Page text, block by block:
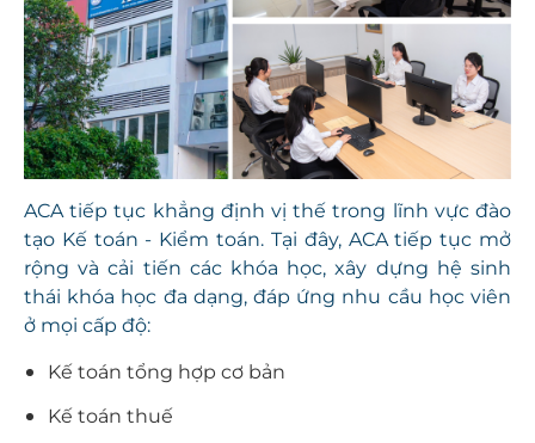
ACA tiếp tục khẳng định vị thế trong lĩnh vực đào
tạo Kế toán - Kiểm toán. Tại đây, ACA tiếp tục mở
rộng và cải tiến các khóa học, xây dựng hệ sinh
thái khóa học đa dạng, đáp ứng nhu cầu học viên
ở mọi cấp độ:
Kế toán tổng hợp cơ bản
Kế toán thuế